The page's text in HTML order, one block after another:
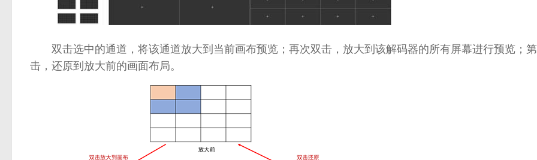
双击选中的通道，将该通道放大到当前画布预览；再次双击，放大到该解码器的所有屏幕进行预览；
击，还原到放大前的画面布局。